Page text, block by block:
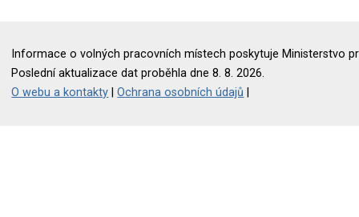
Informace o volných pracovních místech poskytuje Ministerstvo
Poslední aktualizace dat proběhla dne 8. 8. 2026.
O webu a kontakty |Ochrana osobních údajů